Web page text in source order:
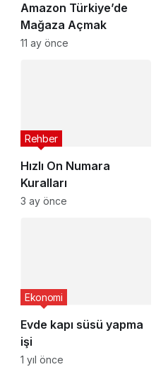
Amazon Türkiye’de
Mağaza Açmak
11 ay önce
Hızlı On Numara
Kuralları
Rehber
3 ay önce
Evde kapı süsü yapma
işi
Ekonomi
1 yıl önce